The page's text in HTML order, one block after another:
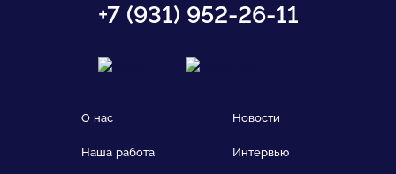
+7 (931) 952-26-11
О нас
Наша работа
Новости
Интервью